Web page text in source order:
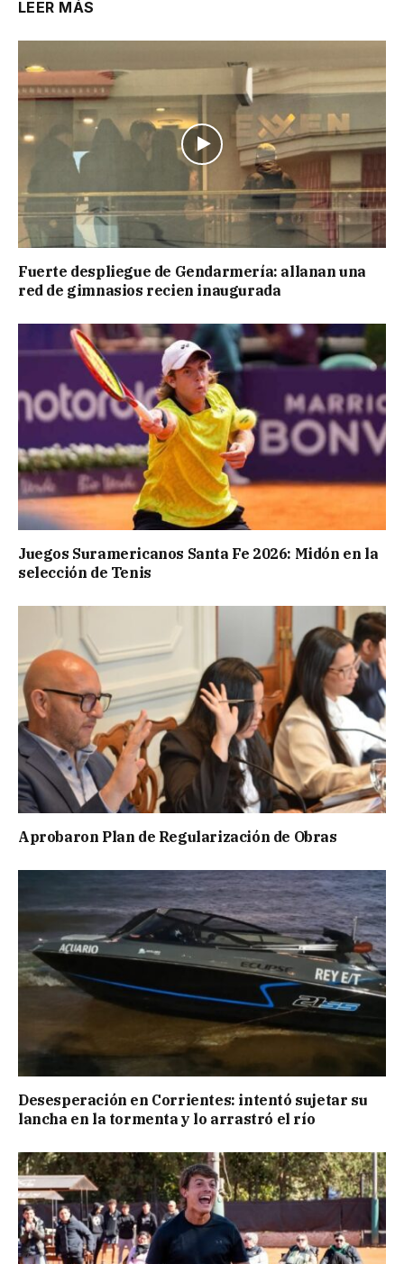
LEER MÁS
Fuerte despliegue de Gendarmería: allanan una
red de gimnasios recien inaugurada
Juegos Suramericanos Santa Fe 2026: Midón en la
selección de Tenis
Aprobaron Plan de Regularización de Obras
Desesperación en Corrientes: intentó sujetar su
lancha en la tormenta y lo arrastró el río